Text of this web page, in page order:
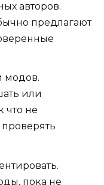
авторов.
предлагают
модов.
или
что не
пока не